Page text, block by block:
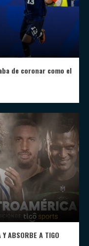
de coronar como el
Y ABSORBE A TIGO